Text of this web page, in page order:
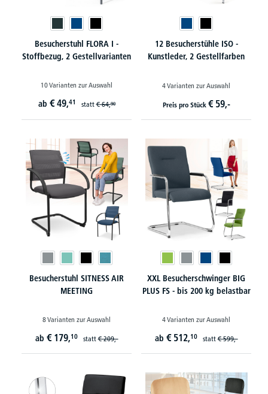
Besucherstuhl FLORA I -
Stoffbezug, 2 Gestellvarianten
10 Varianten zur Auswahl
ab € 49,41 statt€ 64,90
12 Besucherstühle ISO -
Kunstleder, 2 Gestellfarben
4 Varianten zur Auswahl
Preis pro Stück € 59,-
Besucherstuhl SITNESS AIR
MEETING
8 Varianten zur Auswahl
ab € 179,10 statt€ 209,-
XXL Besucherschwinger BIG
PLUS FS - bis 200 kg belastbar
4 Varianten zur Auswahl
ab € 512,10 statt€ 599,-